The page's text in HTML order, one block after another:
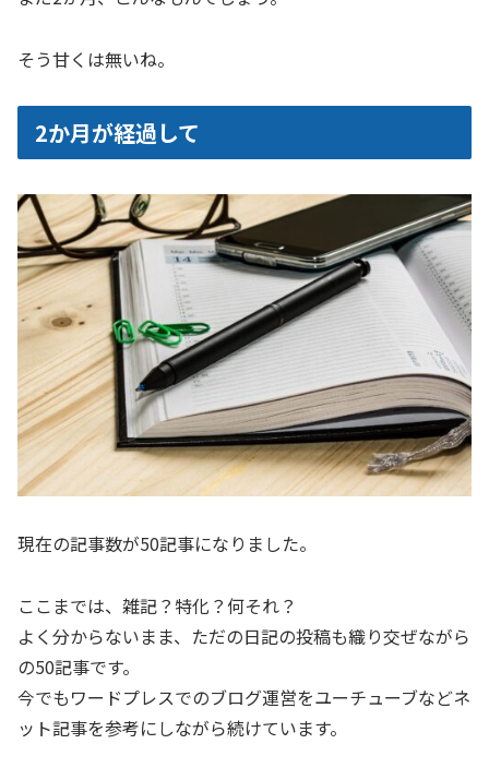
そう甘くは無いね。
2か月が経過して
現在の記事数が50記事になりました。
ここまでは、雑記？特化？何それ？
よく分からないまま、ただの日記の投稿も織り交ぜながら
の50記事です。
今でもワードプレスでのブログ運営をユーチューブなどネ
ット記事を参考にしながら続けています。